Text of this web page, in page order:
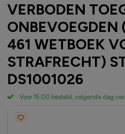
VERBODEN
ONBEVOEGDEN
461 WETBOEK
STRAFRECHT)
DS1001026
Voor 15:00 besteld, volgende dag